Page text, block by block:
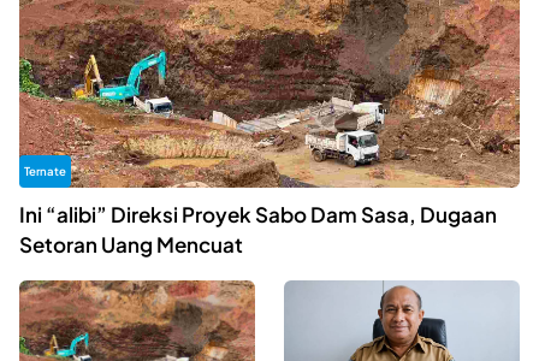
Ternate
Ini “alibi” Direksi Proyek Sabo Dam Sasa, Dugaan
Setoran Uang Mencuat